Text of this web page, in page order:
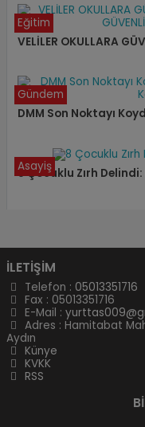
VELİLER OKULLARA
Eğitim
DMM Son Noktayı
Gündem
8 Çocuklu Zırh Delindi:
Asayiş
İLETİŞİM
Telefon : 05013351716
Fax : 05013351716
E-Mail :
Adres : Hamitabat
Aydın
Künye
KVKK
RSS